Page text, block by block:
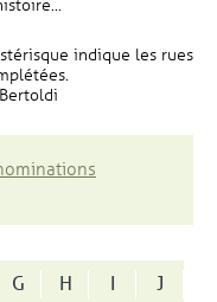
indique les rues
G H I
J